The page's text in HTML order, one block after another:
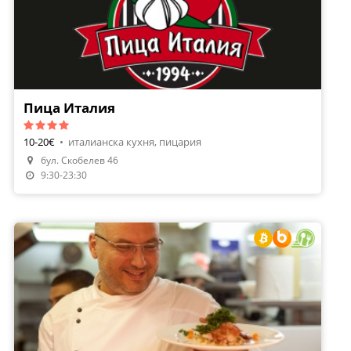
Направи Резервация
Поръчай Храна
Пица Италия
10-20€ • италианска кухня, пицария
бул. Скобелев 46
9:30-23:30